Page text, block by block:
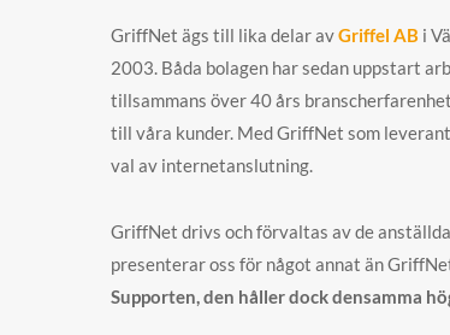
GriffNet ägs till lika delar avGriffel AB i
2003. Båda bolagen har sedan uppstart
tillsammans över 40 års
till våra kunder. Med GriffNet som
val av internetanslutning.
GriffNet drivs och förvaltas av de
presenterar oss för något annat än
Supporten, den håller dock densamma